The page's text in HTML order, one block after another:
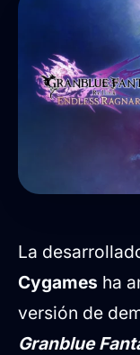
La
Cygames ha
versión de
Granblue